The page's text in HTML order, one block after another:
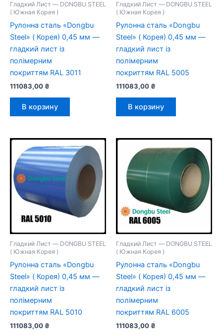
Гладкий Лист — DONGBU STEEL
( Южная Корея )
Рулонна сталь «Dongbu
Steel» ( Корея) 0,45 мм —
гладкий лист із
полімерним
покриттям RAL 3011
111083,00 ₴
В корзину
Гладкий Лист — DONGBU STEEL
( Южная Корея )
Рулонна сталь «Dongbu
Steel» ( Корея) 0,45 мм —
гладкий лист із
полімерним
покриттям RAL 5005
111083,00 ₴
В корзину
Гладкий Лист — DONGBU STEEL
( Южная Корея )
Рулонна сталь «Dongbu
Steel» ( Корея) 0,45 мм —
гладкий лист із
полімерним
покриттям RAL 5010
111083,00 ₴
Гладкий Лист — DONGBU STEEL
( Южная Корея )
Рулонна сталь «Dongbu
Steel» ( Корея) 0,45 мм —
гладкий лист із
полімерним
покриттям RAL 6005
111083,00 ₴